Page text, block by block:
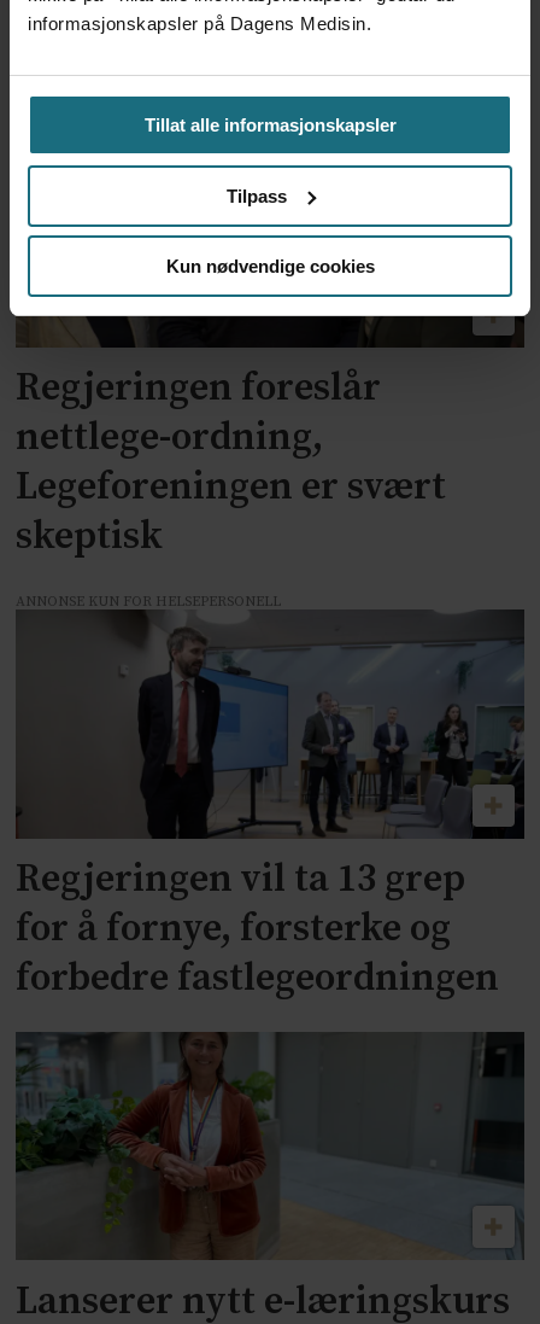
informasjonskapsler på Dagens Medisin.
Tillat alle informasjonskapsler
Tilpass
Kun nødvendige cookies
Dette er regjeringens 13
grep for fastlegeordningen
Regjeringen foreslår
nettlege-ordning,
Legeforeningen er svært
skeptisk
ANNONSE KUN FOR HELSEPERSONELL
Regjeringen vil ta 13 grep
for å fornye, forsterke og
forbedre fastlegeordningen
Lanserer nytt e-læringskurs